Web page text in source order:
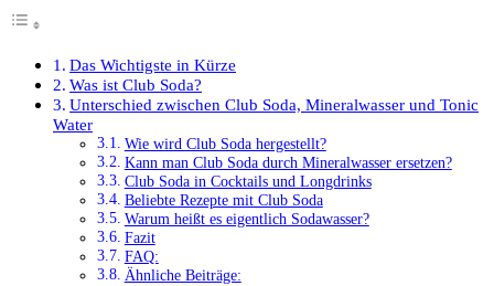
Das Wichtigste in Kürze
Was ist Club Soda?
Unterschied zwischen Club Soda, Mineralwasser und Tonic
Water
Wie wird Club Soda hergestellt?
Kann man Club Soda durch Mineralwasser ersetzen?
Club Soda in Cocktails und Longdrinks
Beliebte Rezepte mit Club Soda
Warum heißt es eigentlich Sodawasser?
Fazit
FAQ:
Ähnliche Beiträge: